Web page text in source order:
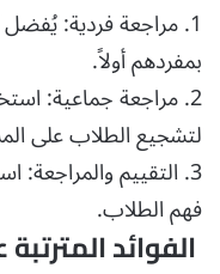
1. مراجعة فردية:
بمفردهم أولاً.
2. مراجعة جماعية:
لتشجيع الطلاب على
3. التقييم
فهم الطلاب.
الفوائد